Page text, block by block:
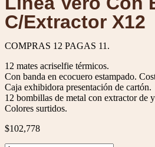
C/Extractor X12
COMPRAS 12 PAGAS 11.
12 mates acriselfie térmicos.
Con banda en ecocuero estampado.
Caja exhibidora presentación de cartón.
12 bombillas de metal con extractor de
Colores surtidos.
$102,778